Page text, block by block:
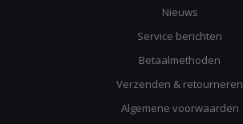
Nieuws
Service berichten
Betaalmethoden
Verzenden & retourneren
Algemene voorwaarden